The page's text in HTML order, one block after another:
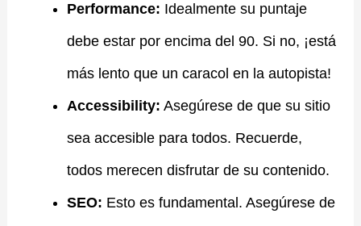
Performance: Idealmente su puntaje
debe estar por encima del 90. Si no, ¡está
más lento que un caracol en la autopista!
Accessibility: Asegúrese de que su sitio
sea accesible para todos. Recuerde,
todos merecen disfrutar de su contenido.
SEO: Esto es fundamental. Asegúrese de